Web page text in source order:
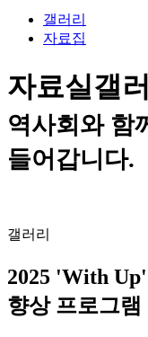
갤러리
자료집
자료실갤
역사회와 함
들어갑니다.
갤러리
2025 'With
향상 프로그램